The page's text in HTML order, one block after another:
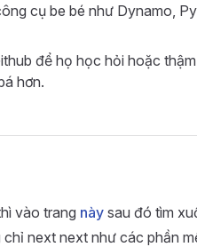
cụ be bé như Dynamo,
để họ học hỏi hoặc
hơn.
vào trang này sau đó tìm
next next như các phần